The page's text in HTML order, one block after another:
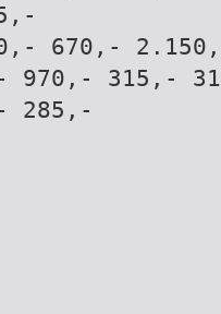
670,-
970,- 315,-
285,-